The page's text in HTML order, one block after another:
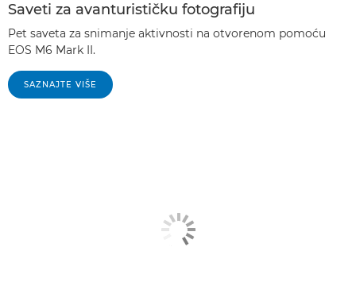
Saveti za avanturističku fotografiju
Pet saveta za snimanje aktivnosti na otvorenom pomoću
EOS M6 Mark II.
SAZNAJTE VIŠE